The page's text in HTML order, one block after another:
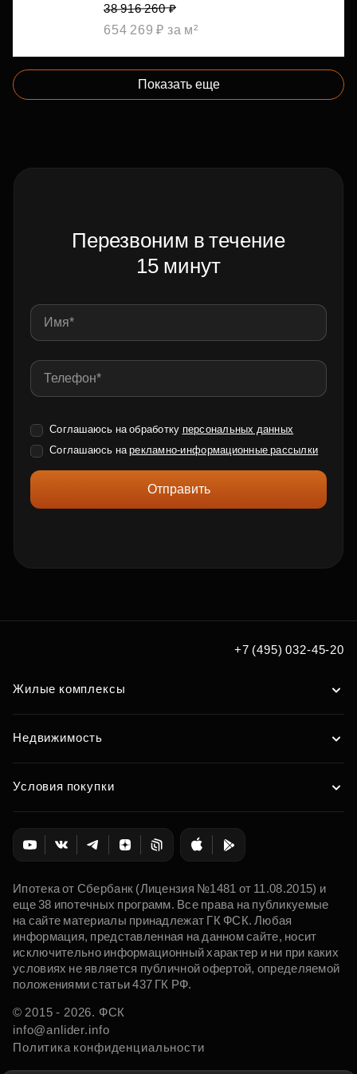
38 916 260 ₽
654 269 ₽ за м²
Показать еще
Перезвоним в течение
15 минут
Соглашаюсь на обработку персональных данных
Соглашаюсь нарекламно-информационные рассылки
Отправить
+7 (495) 032-45-20
Жилые комплексы
Недвижимость
Условия покупки
Ипотека от Сбербанк (Лицензия №1481 от 11.08.2015) и
еще 38 ипотечных программ. Все права на публикуемые
на сайте материалы принадлежат ГК ФСК. Любая
информация, представленная на данном сайте, носит
исключительно информационный характер и ни при каких
условиях не является публичной офертой, определяемой
положениями статьи 437 ГК РФ.
© 2015 - 2026. ФСК
info@anlider.info
Политика конфиденциальности